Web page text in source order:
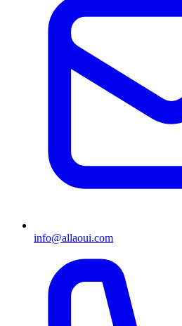
info@allaoui.com